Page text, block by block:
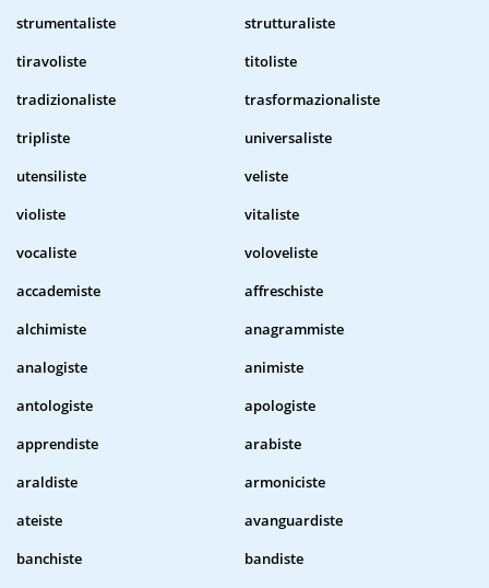
strumentaliste
strutturaliste
tiravoliste
titoliste
tradizionaliste
trasformazionaliste
tripliste
universaliste
utensiliste
veliste
violiste
vitaliste
vocaliste
voloveliste
accademiste
affreschiste
alchimiste
anagrammiste
analogiste
animiste
antologiste
apologiste
apprendiste
arabiste
araldiste
armoniciste
ateiste
avanguardiste
banchiste
bandiste